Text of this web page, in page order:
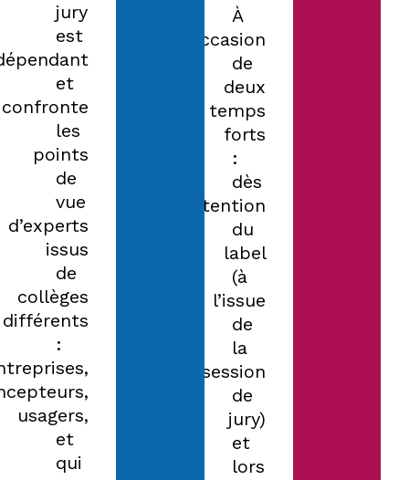
À
l’occasion
de
deux
temps
forts
:
dès
l’obtention
du
label
(à
l’issue
de
la
session
de
jury)
et
lors
jury
est
et
confronte
les
points
de
vue
d’experts
issus
de
collèges
différents
:
usagers,
et
qui